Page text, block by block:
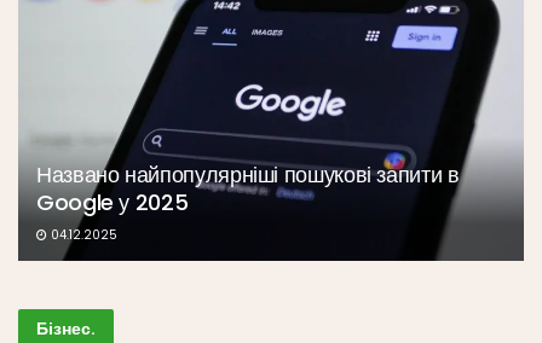
Названо найпопулярніші пошукові запити в
Google у 2025
04.12.2025
Бізнес.